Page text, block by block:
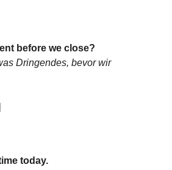
before we close?
Dringendes, bevor wir
today.